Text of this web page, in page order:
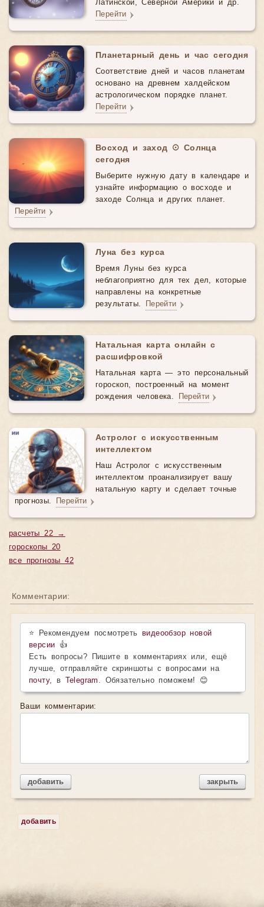
Латинской, Северной Америки и др.
Перейти
Планетарный день и час сегодня
Соответствие дней и часов планетам
основано на древнем халдейском
астрологическом порядке планет.
Перейти
Восход и заход ☉ Солнца
сегодня
Выберите нужную дату в календаре и
узнайте информацию о восходе и
заходе Солнца и других планет.
Перейти
Луна без курса
Время Луны без курса
неблагоприятно для тех дел, которые
направлены на конкретные
результаты. Перейти
Натальная карта онлайн с
расшифровкой
Натальная карта — это персональный
гороскоп, построенный на момент
рождения человека. Перейти
Астролог с искусственным
интеллектом
Наш Астролог с искусственным
интеллектом проанализирует вашу
натальную карту и сделает точные
прогнозы. Перейти
расчеты 22 →
гороскопы 20
все прогнозы 42
Комментарии:
⭐ Рекомендуем посмотретьвидеообзор новой
версии 👍
Есть вопросы? Пишите в комментариях или, ещё
лучше, отправляйте скриншоты с вопросами на
почту, в Telegram . Обязательно поможем! 😊
Ваши комментарии:
добавить закрыть
добавить